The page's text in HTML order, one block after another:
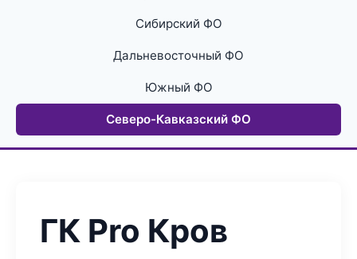
Сибирский ФО
Дальневосточный ФО
Южный ФО
Северо-Кавказский ФО
ГК Pro Кров